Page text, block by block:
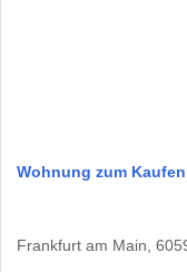
Wohnung zum
Frankfurt am Main,